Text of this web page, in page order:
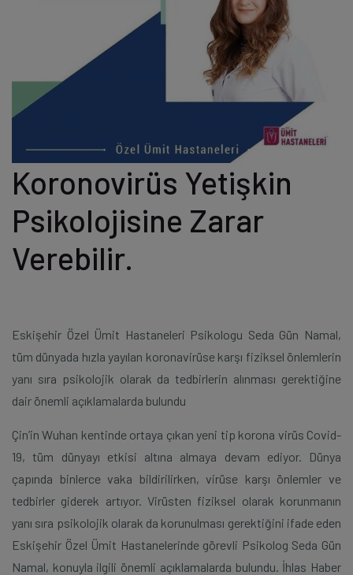
Koronovirüs Yetişkin
Psikolojisine Zarar
Verebilir.
Eskişehir Özel Ümit Hastaneleri Psikologu Seda Gün Namal,
tüm dünyada hızla yayılan koronavirüse karşı fiziksel önlemlerin
yanı sıra psikolojik olarak da tedbirlerin alınması gerektiğine
dair önemli açıklamalarda bulundu
Çin’in Wuhan kentinde ortaya çıkan yeni tip korona virüs Covid-
19, tüm dünyayı etkisi altına almaya devam ediyor. Dünya
çapında binlerce vaka bildirilirken, virüse karşı önlemler ve
tedbirler giderek artıyor. Virüsten fiziksel olarak korunmanın
yanı sıra psikolojik olarak da korunulması gerektiğini ifade eden
Eskişehir Özel Ümit Hastanelerinde görevli Psikolog Seda Gün
Namal, konuyla ilgili önemli açıklamalarda bulundu. İhlas Haber